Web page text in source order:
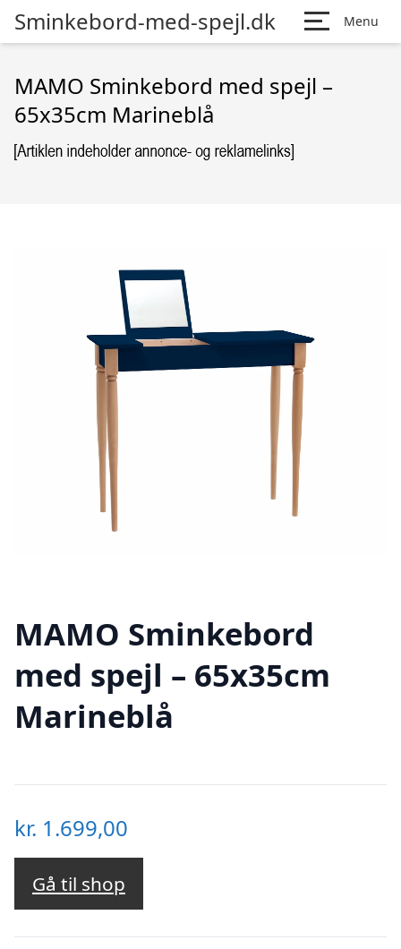
Sminkebord-med-spejl.dk Menu
MAMO Sminkebord med spejl –
65x35cm Marineblå
MAMO Sminkebord
med spejl – 65x35cm
Marineblå
kr. 1.699,00
Gå til shop